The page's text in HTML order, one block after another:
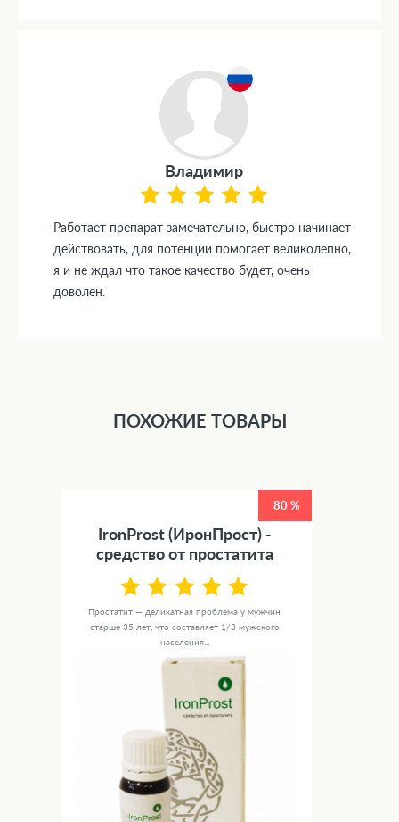
Владимир
Работает препарат замечательно, быстро начинает
действовать, для потенции помогает великолепно,
я и не ждал что такое качество будет, очень
доволен.
ПОХОЖИЕ ТОВАРЫ
80 %
IronProst (ИронПрост) -
средство от простатита
Простатит — деликатная проблема у мужчин
старше 35 лет, что составляет 1/3 мужского
населения...